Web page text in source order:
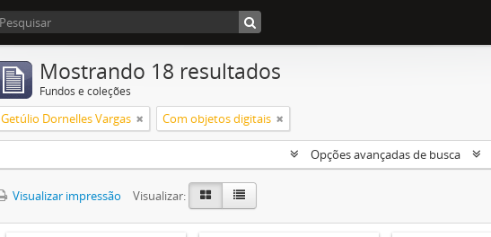
Mostrando 18 resultados
Fundos e coleções
Getúlio Dornelles Vargas Com objetos digitais
Opções avançadas de busca
Visualizar impressão Visualizar: